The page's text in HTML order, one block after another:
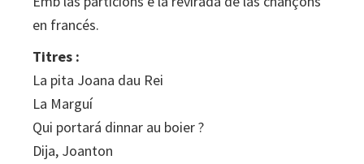
en francés.
Titres :
La pita Joana dau Rei
La Marguí
Qui portará dinnar au boier ?
Dija, Joanton